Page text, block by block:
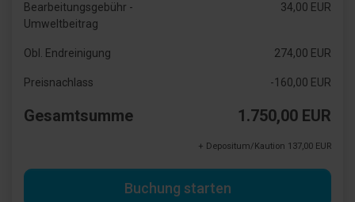
Bearbeitungsgebühr -
Umweltbeitrag
34,00 EUR
Obl. Endreinigung 274,00 EUR
Preisnachlass -160,00 EUR
Gesamtsumme 1.750,00 EUR
+ Depositum/Kaution 137,00 EUR
Buchung starten